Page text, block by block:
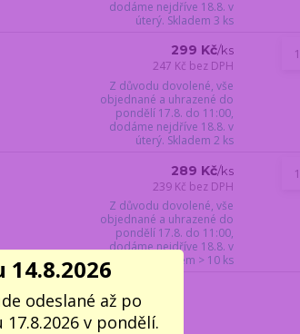
dodáme nejdříve 18.8. v
úterý. Skladem 3 ks
299 Kč/ks
247 Kč bez DPH
Z důvodu dovolené, vše
objednané a uhrazené do
pondělí 17.8. do 11:00,
dodáme nejdříve 18.8. v
úterý. Skladem 2 ks
289 Kč/ks
239 Kč bez DPH
Z důvodu dovolené, vše
objednané a uhrazené do
pondělí 17.8. do 11:00,
dodáme nejdříve 18.8. v
úterý. Skladem > 10 ks
odeslané až po
v pondělí.